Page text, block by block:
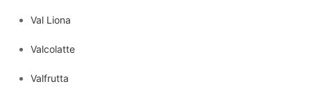
Val Liona
Valcolatte
Valfrutta